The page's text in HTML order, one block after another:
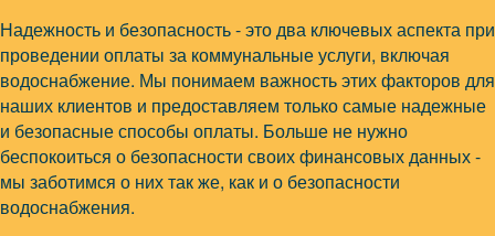
Надежность и безопасность - это два ключевых аспекта при
проведении оплаты за коммунальные услуги, включая
водоснабжение. Мы понимаем важность этих факторов для
наших клиентов и предоставляем только самые надежные
и безопасные способы оплаты. Больше не нужно
беспокоиться о безопасности своих финансовых данных -
мы заботимся о них так же, как и о безопасности
водоснабжения.